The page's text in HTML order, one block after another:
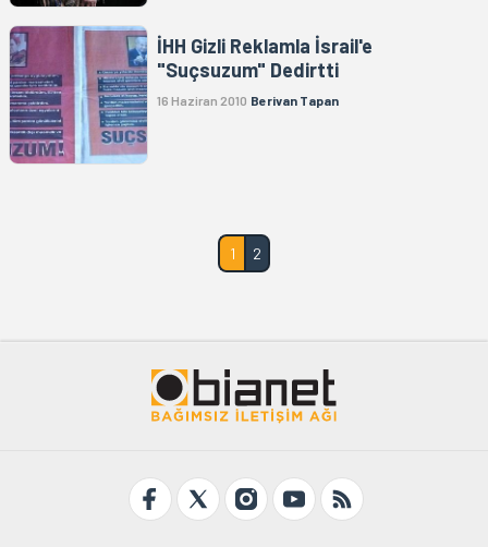
İHH Gizli Reklamla İsrail'e
"Suçsuzum" Dedirtti
16 Haziran 2010 Berivan Tapan
1 2